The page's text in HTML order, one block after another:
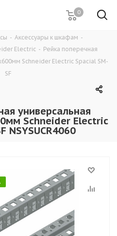
0
- Аксессуары к шкафам -
Electric - Рейка поперечная
Schneider Electric Spacial SM-
SF
универсальная
Schneider Electric
NSYSUCR4060